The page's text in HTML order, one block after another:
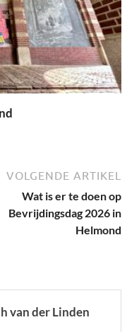
VOLGENDE ARTIKEL
Wat is er te doen op
Bevrijdingsdag 2026 in
Helmond
van der Linden